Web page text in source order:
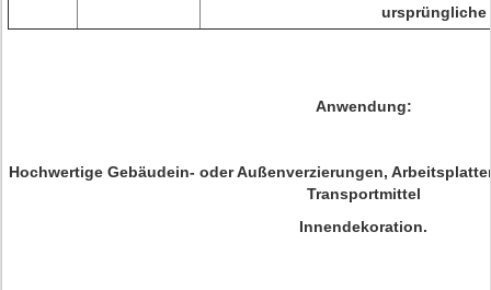
ursprüngliche
Anwendung:
Hochwertige Gebäudein- oder Außenverzierungen,
Transportmittel
Innendekoration.